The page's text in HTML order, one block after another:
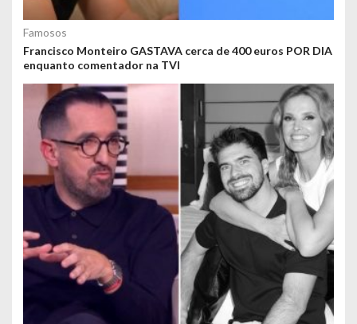
Famosos
Francisco Monteiro GASTAVA cerca de 400 euros POR DIA
enquanto comentador na TVI